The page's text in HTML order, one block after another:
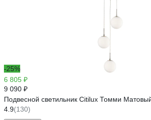
-25%
6 805 ₽
9 090 ₽
Подвесной светильник Citilux Томми
4.9(130)